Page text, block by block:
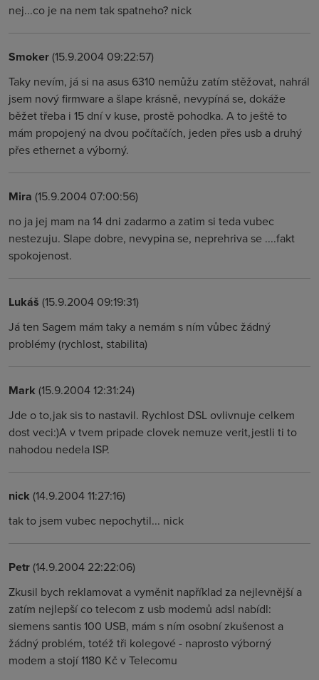
nej...co je na nem tak spatneho? nick
Smoker(15.9.2004 09:22:57)
Taky nevím, já si na asus 6310 nemůžu zatím stěžovat, nahrál
jsem nový firmware a šlape krásně, nevypíná se, dokáže
běžet třeba i 15 dní v kuse, prostě pohodka. A to ještě to
mám propojený na dvou počítačích, jeden přes usb a druhý
přes ethernet a výborný.
Mira (15.9.2004 07:00:56)
no ja jej mam na 14 dni zadarmo a zatim si teda vubec
nestezuju. Slape dobre, nevypina se, neprehriva se ....fakt
spokojenost.
Lukáš (15.9.2004 09:19:31)
Já ten Sagem mám taky a nemám s ním vůbec žádný
problémy (rychlost, stabilita)
Mark (15.9.2004 12:31:24)
Jde o to,jak sis to nastavil. Rychlost DSL ovlivnuje celkem
dost veci:)A v tvem pripade clovek nemuze verit,jestli ti to
nahodou nedela ISP.
nick (14.9.2004 11:27:16)
tak to jsem vubec nepochytil... nick
Petr(14.9.2004 22:22:06)
Zkusil bych reklamovat a vyměnit například za nejlevnější a
zatím nejlepší co telecom z usb modemů adsl nabídl:
siemens santis 100 USB, mám s ním osobní zkušenost a
žádný problém, totéž tři kolegové - naprosto výborný
modem a stojí 1180 Kč v Telecomu